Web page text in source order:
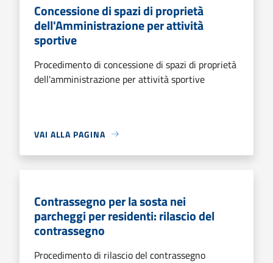
Concessione di spazi di proprietà
dell'Amministrazione per attività
sportive
Procedimento di concessione di spazi di proprietà
dell'amministrazione per attività sportive
VAI ALLA PAGINA
Contrassegno per la sosta nei
parcheggi per residenti: rilascio del
contrassegno
Procedimento di rilascio del contrassegno